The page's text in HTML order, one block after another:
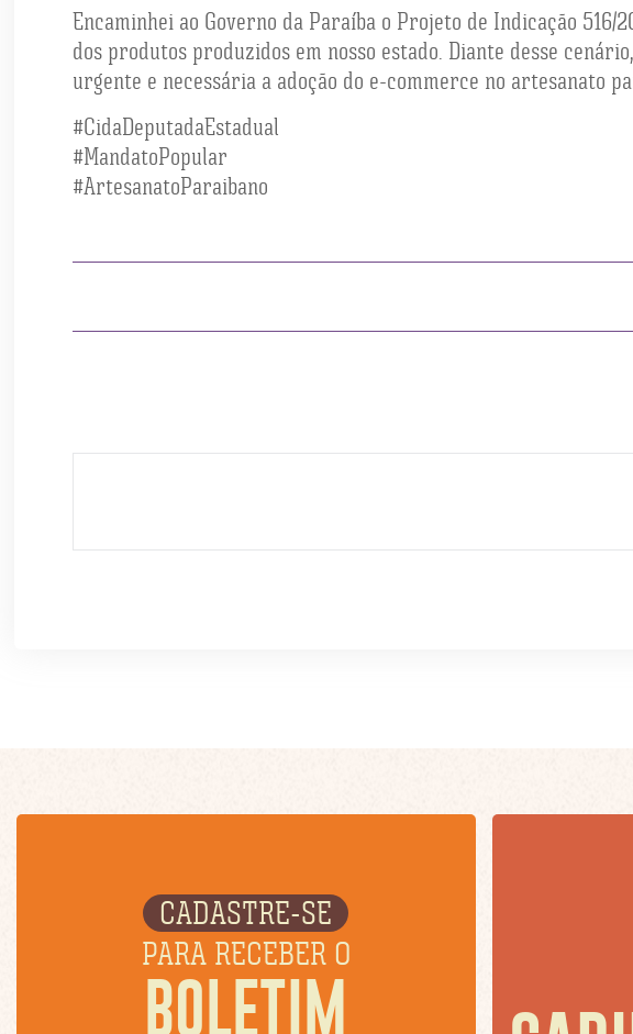
Encaminhei ao Governo da Paraíba o Projeto de Indicação
dos produtos produzidos em nosso estado. Diante desse
urgente e necessária a adoção do e-commerce no artesanato
#CidaDeputadaEstadual
#MandatoPopular
#ArtesanatoParaibano
CADASTRE-SE
PARA RECEBER O
BOLETIM